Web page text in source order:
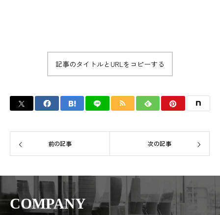
記事のタイトルとURLをコピーする
前の記事 次の記事
COMPANY